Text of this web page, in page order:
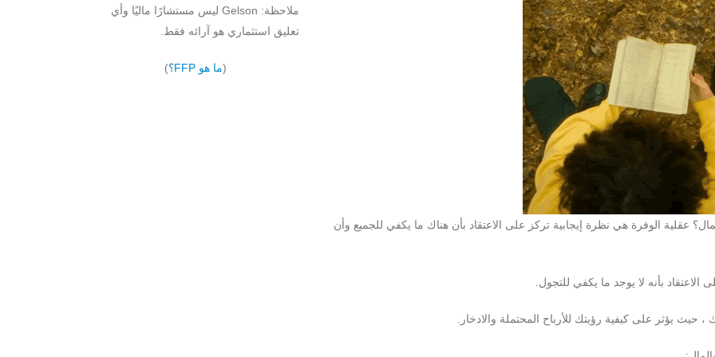
عقلية الوفرة هي نظرة إيجابية تركز على الاعتقاد بأن هناك ما يكفي للجميع وأن
بأنه لا يوجد ما يكفي للتجول.
حيث يؤثر على كيفية رؤيتك للأرباح المحتملة والادخار.
ملاحظة: Gelson ليس مستشارًا ماليًا وأي
تعليق استثماري هو آرائه فقط.
(ما هو FFP؟ )